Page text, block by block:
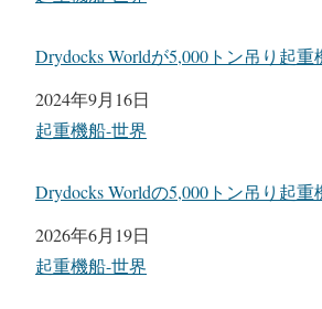
Drydocks Worldが5,000トン吊り起
日付
2024年9月16日
関連理由
起重機船-世界
Drydocks Worldの5,000トン吊り起
日付
2026年6月19日
関連理由
起重機船-世界